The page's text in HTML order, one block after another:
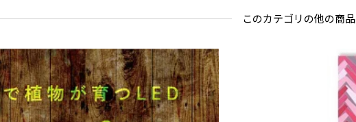
このカテゴリの他の商品